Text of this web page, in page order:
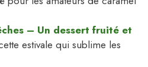
– Un dessert fruité et
estivale qui sublime les